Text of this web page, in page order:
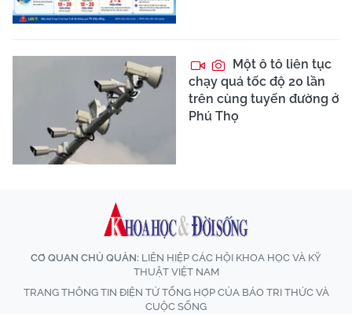
Một ô tô liên tục
chạy quá tốc độ 20 lần
trên cùng tuyến đường ở
Phú Thọ
CƠ QUAN CHỦ QUẢN: LIÊN HIỆP CÁC HỘI KHOA HỌC VÀ KỸ
THUẬT VIỆT NAM
TRANG THÔNG TIN ĐIỆN TỬ TỔNG HỢP CỦA BÁO TRI THỨC VÀ
CUỘC SỐNG